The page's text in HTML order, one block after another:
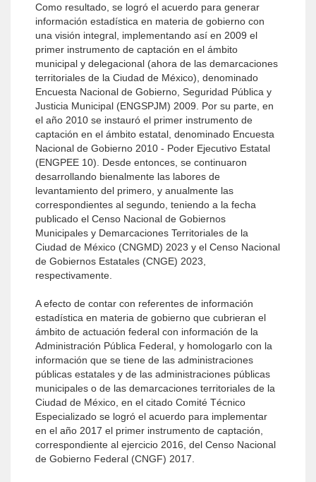
Como resultado, se logró el acuerdo para generar
información estadística en materia de gobierno con
una visión integral, implementando así en 2009 el
primer instrumento de captación en el ámbito
municipal y delegacional (ahora de las demarcaciones
territoriales de la Ciudad de México), denominado
Encuesta Nacional de Gobierno, Seguridad Pública y
Justicia Municipal (ENGSPJM) 2009. Por su parte, en
el año 2010 se instauró el primer instrumento de
captación en el ámbito estatal, denominado Encuesta
Nacional de Gobierno 2010 - Poder Ejecutivo Estatal
(ENGPEE 10). Desde entonces, se continuaron
desarrollando bienalmente las labores de
levantamiento del primero, y anualmente las
correspondientes al segundo, teniendo a la fecha
publicado el Censo Nacional de Gobiernos
Municipales y Demarcaciones Territoriales de la
Ciudad de México (CNGMD) 2023 y el Censo Nacional
de Gobiernos Estatales (CNGE) 2023,
respectivamente.
A efecto de contar con referentes de información
estadística en materia de gobierno que cubrieran el
ámbito de actuación federal con información de la
Administración Pública Federal, y homologarlo con la
información que se tiene de las administraciones
públicas estatales y de las administraciones públicas
municipales o de las demarcaciones territoriales de la
Ciudad de México, en el citado Comité Técnico
Especializado se logró el acuerdo para implementar
en el año 2017 el primer instrumento de captación,
correspondiente al ejercicio 2016, del Censo Nacional
de Gobierno Federal (CNGF) 2017.